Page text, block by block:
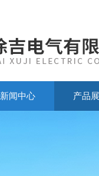
新闻中心 产品